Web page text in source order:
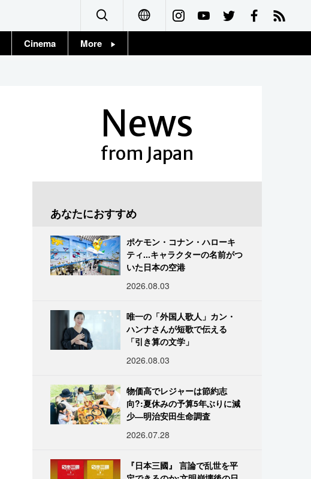
Français
Cinema More
News
from Japan
あなたにおすすめ
ポケモン・コナン・ハローキ
ティ...キャラクターの名前がつ
いた日本の空港
2026.08.03
唯一の「外国人歌人」カン・
ハンナさんが短歌で伝える
「引き算の文学」
2026.08.03
物価高でレジャーは節約志
向?:夏休みの予算5年ぶりに減
少―明治安田生命調査
2026.07.28
『日本三國』 言論で乱世を平